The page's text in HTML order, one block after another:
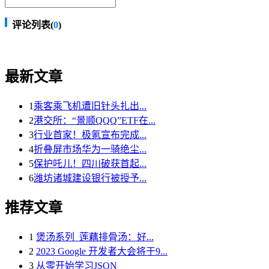
评论列表(0)
最新文章
1 乘客乘飞机遭旧针头扎出...
2港交所：“景顺QQQ”ETF在...
3行业首家！极氪宣布完成...
4折叠屏市场华为一骑绝尘...
5保护吒儿！四川破获首起...
6潍坊诸城建设银行被授予...
推荐文章
1 煲汤系列_莲藕排骨汤：好...
2 2023 Google 开发者大会将于9...
3 从零开始学习JSON